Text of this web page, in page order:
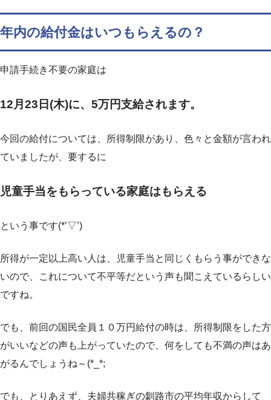
年内の給付金はいつもらえるの？
申請手続き不要の家庭は
12月23日(木)に、5万円支給されます。
今回の給付については、所得制限があり、色々と金額が言われ
ていましたが、要するに
児童手当をもらっている家庭­はもらえる
という事です(*’▽’)
所得が一定以上高い人は、児童手当と同じくもらう事ができな
いので、これについて不平等だという声も聞こえているらしい
ですね。
でも、前回の国民全員１０万円給付の時は、所得制限をした方
がいいなどの声も上がっていたので、何をしても不満の声はあ
がるんでしょうね～(*_*;
でも、とりあえず、夫婦共稼ぎの釧路市の平均年収からして